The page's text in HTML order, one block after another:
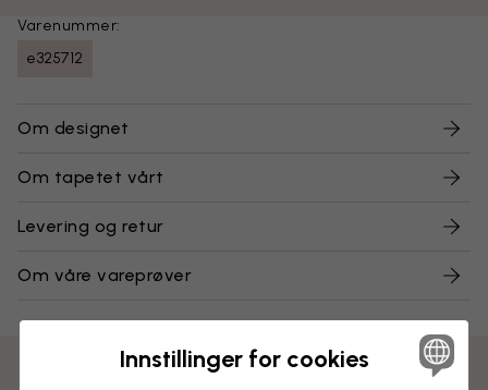
Varenummer:
e325712
Om designet
Om tapetet vårt
Levering og retur
Om våre vareprøver
Innstillinger for cookies